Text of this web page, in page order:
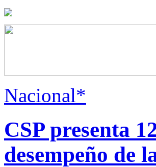
Nacional*
CSP presenta
desempeño de